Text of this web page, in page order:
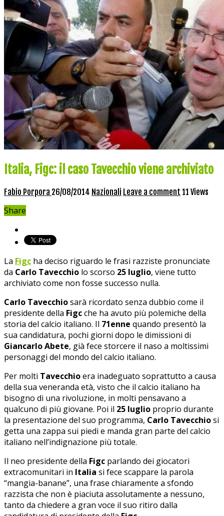
Italia, Figc: il caso Tavecchio viene archiviato
Fabio Porpora 26/08/2014 Nazionali Leave a comment 11 Views
Share
La Figc ha deciso riguardo le frasi razziste pronunciate
da Carlo Tavecchio lo scorso 25 luglio, viene tutto
archiviato come non fosse successo nulla.
Carlo Tavecchiosarà ricordato senza dubbio come il
presidente della Figcche ha avuto più polemiche della
storia del calcio italiano. Il 71enne quando presentò la
sua candidatura, pochi giorni dopo le dimissioni di
Giancarlo Abete, già fece storcere il naso a moltissimi
personaggi del mondo del calcio italiano.
Per molti Tavecchioera inadeguato soprattutto a causa
della sua veneranda età, visto che il calcio italiano ha
bisogno di una rivoluzione, in molti pensavano a
qualcuno di più giovane. Poi il 25 luglio proprio durante
la presentazione del suo programma, Carlo Tavecchiosi
getta una zappa sui piedi e manda gran parte del calcio
italiano nell’indignazione più totale.
Il neo presidente della Figc parlando dei giocatori
extracomunitari in Italia si fece scappare la parola
“mangia-banane”, una frase chiaramente a sfondo
razzista che non è piaciuta assolutamente a nessuno,
tanto da chiedere a gran voce il suo ritiro dalla